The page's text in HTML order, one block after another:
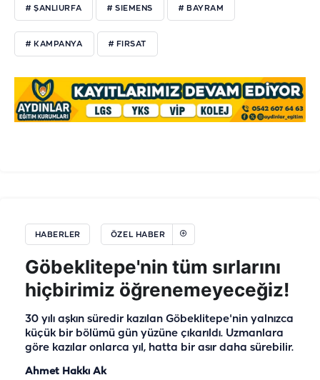
# ŞANLIURFA # SIEMENS # BAYRAM
# KAMPANYA # FIRSAT
HABERLER ÖZEL HABER
Göbeklitepe'nin tüm sırlarını
hiçbirimiz öğrenemeyeceğiz!
30 yılı aşkın süredir kazılan Göbeklitepe'nin yalnızca
küçük bir bölümü gün yüzüne çıkarıldı. Uzmanlara
göre kazılar onlarca yıl, hatta bir asır daha sürebilir.
Ahmet Hakkı Ak